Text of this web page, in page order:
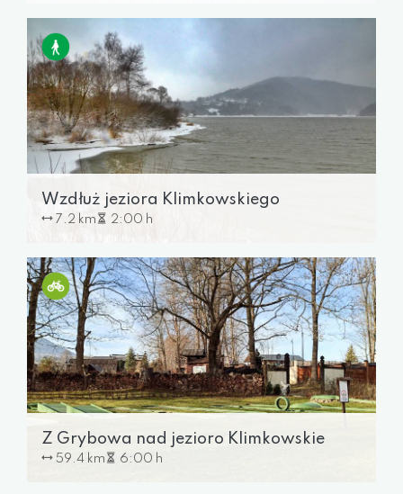
Wzdłuż jeziora Klimkowskiego
7.2 km 2:00 h
Z Grybowa nad jezioro Klimkowskie
59.4 km 6:00 h